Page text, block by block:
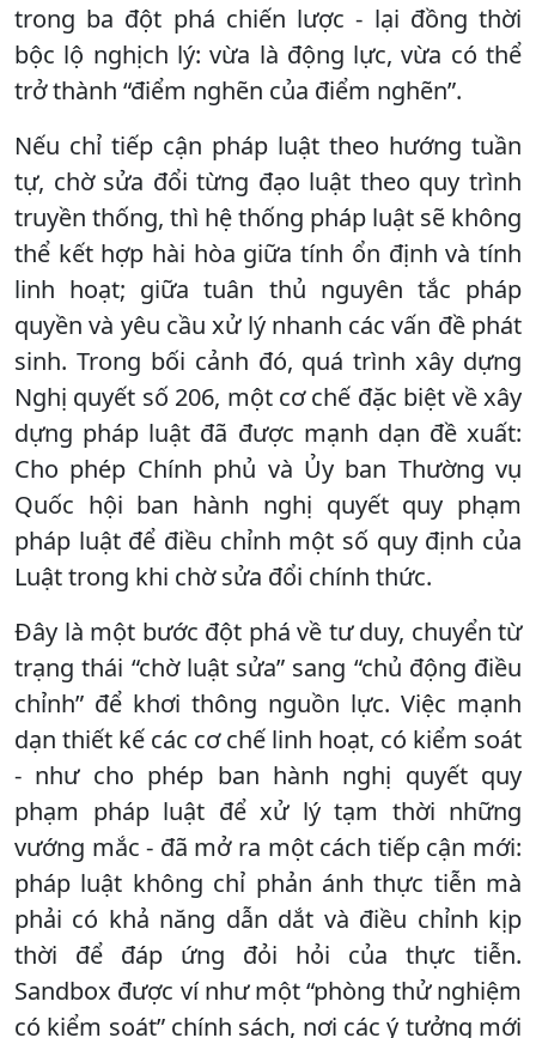
trong ba đột phá chiến lược - lại đồng thời
bộc lộ nghịch lý: vừa là động lực, vừa có thể
trở thành “điểm nghẽn của điểm nghẽn”.
Nếu chỉ tiếp cận pháp luật theo hướng tuần
tự, chờ sửa đổi từng đạo luật theo quy trình
truyền thống, thì hệ thống pháp luật sẽ không
thể kết hợp hài hòa giữa tính ổn định và tính
linh hoạt; giữa tuân thủ nguyên tắc pháp
quyền và yêu cầu xử lý nhanh các vấn đề phát
sinh. Trong bối cảnh đó, quá trình xây dựng
Nghị quyết số 206, một cơ chế đặc biệt về xây
dựng pháp luật đã được mạnh dạn đề xuất:
Cho phép Chính phủ và Ủy ban Thường vụ
Quốc hội ban hành nghị quyết quy phạm
pháp luật để điều chỉnh một số quy định của
Luật trong khi chờ sửa đổi chính thức.
Đây là một bước đột phá về tư duy, chuyển từ
trạng thái “chờ luật sửa” sang “chủ động điều
chỉnh” để khơi thông nguồn lực. Việc mạnh
dạn thiết kế các cơ chế linh hoạt, có kiểm soát
- như cho phép ban hành nghị quyết quy
phạm pháp luật để xử lý tạm thời những
vướng mắc - đã mở ra một cách tiếp cận mới:
pháp luật không chỉ phản ánh thực tiễn mà
phải có khả năng dẫn dắt và điều chỉnh kịp
thời để đáp ứng đỏi hỏi của thực tiễn.
Sandbox được ví như một “phòng thử nghiệm
có kiểm soát” chính sách, nơi các ý tưởng mới